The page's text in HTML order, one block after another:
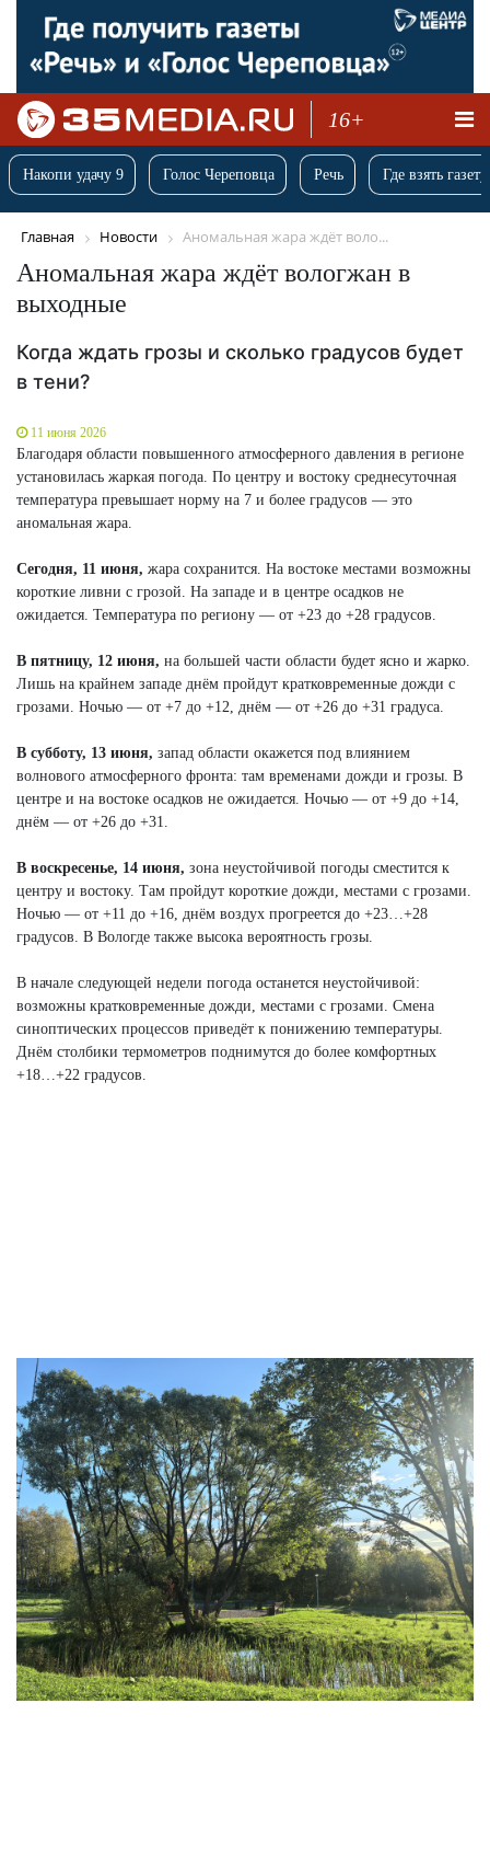
16+
Накопи удачу 9 Голос Череповца Речь Где взять
Главная Новости Аномальная жара ждёт воло...
Аномальная жара ждёт вологжан в
выходные
Когда ждать грозы и сколько градусов будет
в тени?
11 июня 2026
Благодаря области повышенного атмосферного давления в регионе
установилась жаркая погода. По центру и востоку среднесуточная
температура превышает норму на 7 и более градусов — это
аномальная жара.
Сегодня, 11 июня, жара сохранится. На востоке местами возможны
короткие ливни с грозой. На западе и в центре осадков не
ожидается. Температура по региону — от +23 до +28 градусов.
В пятницу, 12 июня, на большей части области будет ясно и жарко.
Лишь на крайнем западе днём пройдут кратковременные дожди с
грозами. Ночью — от +7 до +12, днём — от +26 до +31 градуса.
В субботу, 13 июня, запад области окажется под влиянием
волнового атмосферного фронта: там временами дожди и грозы. В
центре и на востоке осадков не ожидается. Ночью — от +9 до +14,
днём — от +26 до +31.
В воскресенье, 14 июня, зона неустойчивой погоды сместится к
центру и востоку. Там пройдут короткие дожди, местами с грозами.
Ночью — от +11 до +16, днём воздух прогреется до +23…+28
градусов. В Вологде также высока вероятность грозы.
В начале следующей недели погода останется неустойчивой:
возможны кратковременные дожди, местами с грозами. Смена
синоптических процессов приведёт к понижению температуры.
Днём столбики термометров поднимутся до более комфортных
+18…+22 градусов.